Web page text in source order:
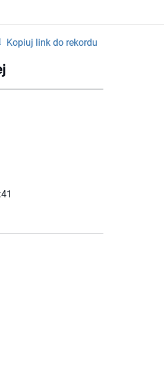
Kopiuj link do rekordu